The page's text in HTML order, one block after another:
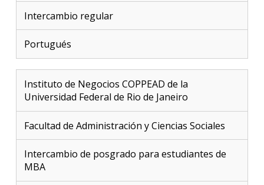
Intercambio regular
Portugués
Instituto de Negocios COPPEAD de la
Universidad Federal de Rio de Janeiro
Facultad de Administración y Ciencias Sociales
Intercambio de posgrado para estudiantes de
MBA